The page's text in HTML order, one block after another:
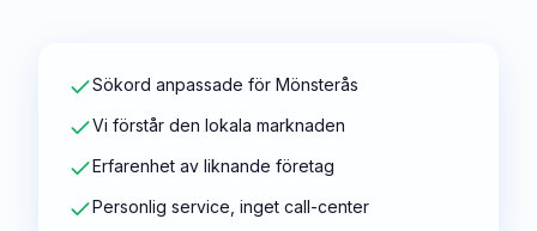
Sökord anpassade för Mönsterås
Vi förstår den lokala marknaden
Erfarenhet av liknande företag
Personlig service, inget call-center